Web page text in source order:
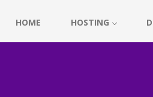
HOME HOSTING